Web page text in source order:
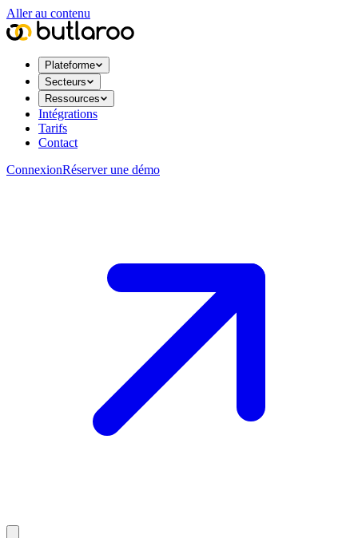
Aller au contenu
Plateforme
Secteurs
Ressources
Intégrations
Tarifs
Contact
ConnexionRéserver une démo